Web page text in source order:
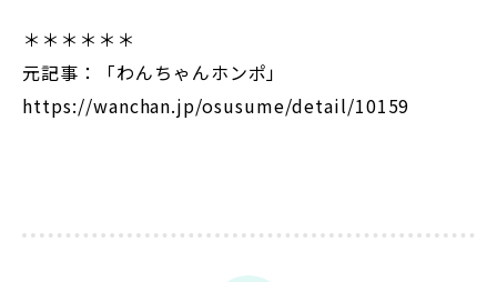
＊＊＊＊＊＊
元記事：「わんちゃんホンポ」
https://wanchan.jp/osusume/detail/10159